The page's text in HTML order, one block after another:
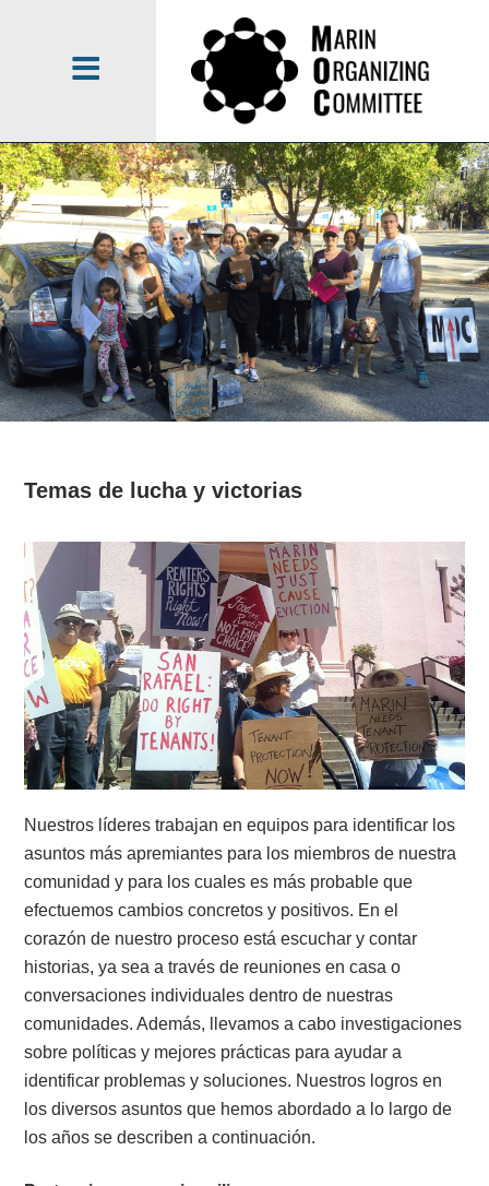
Temas de lucha y victorias
Nuestros líderes trabajan en equipos para identificar los
asuntos más apremiantes para los miembros de nuestra
comunidad y para los cuales es más probable que
efectuemos cambios concretos y positivos. En el
corazón de nuestro proceso está escuchar y contar
historias, ya sea a través de reuniones en casa o
conversaciones individuales dentro de nuestras
comunidades. Además, llevamos a cabo investigaciones
sobre políticas y mejores prácticas para ayudar a
identificar problemas y soluciones. Nuestros logros en
los diversos asuntos que hemos abordado a lo largo de
los años se describen a continuación.